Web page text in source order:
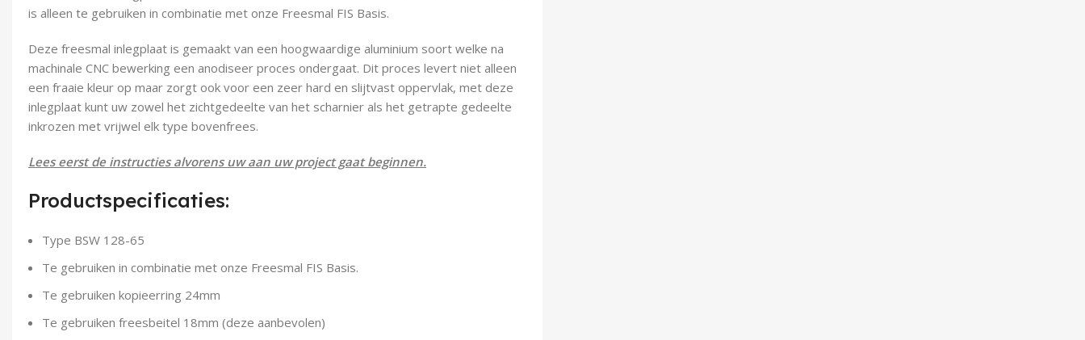
is alleen te gebruiken in combinatie met onze Freesmal FIS Basis.
Deze freesmal inlegplaat is gemaakt van een hoogwaardige aluminium soort welke na
machinale CNC bewerking een anodiseer proces ondergaat. Dit proces levert niet alleen
een fraaie kleur op maar zorgt ook voor een zeer hard en slijtvast oppervlak, met deze
inlegplaat kunt uw zowel het zichtgedeelte van het scharnier als het getrapte gedeelte
inkrozen met vrijwel elk type bovenfrees.
Lees eerst de instructies alvorens uw aan uw project gaat beginnen.
Productspecificaties:
Type BSW 128-65
Te gebruiken in combinatie met onze Freesmal FIS Basis.
Te gebruiken kopieerring 24mm
Te gebruiken freesbeitel 18mm (deze aanbevolen)